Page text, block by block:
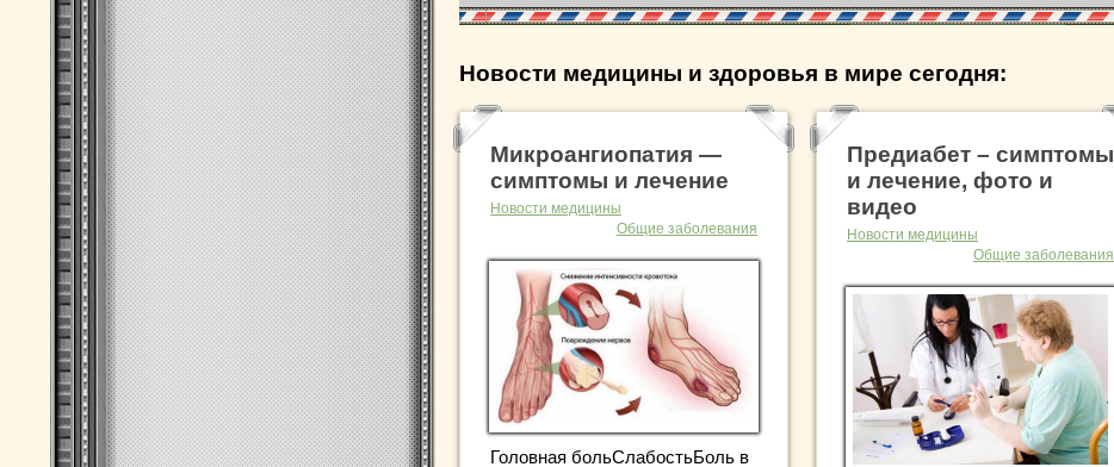
Новости медицины и здоровья в мире сегодня:
Микроангиопатия —
симптомы и лечение
Новости медицины
Общие заболевания
Головная больСлабостьБоль в
Предиабет – симптомы
и лечение, фото и
видео
Новости медицины
Общие заболевания